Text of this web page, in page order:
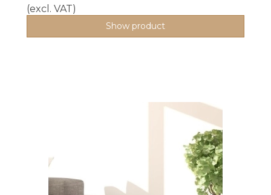
(excl. VAT)
Show product